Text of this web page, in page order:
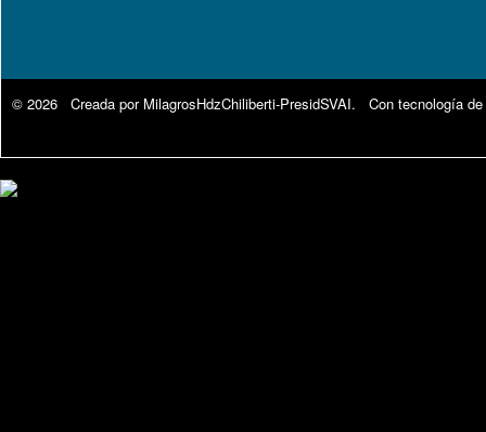
© 2026 Creada por MilagrosHdzChiliberti-PresidSVAI. Con tecnología de